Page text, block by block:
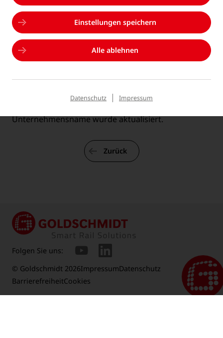
Bahnindustrie auch in Zukunft mit Lösungen für die
Schienenverbindung, Equipment für die
Schieneninfrastruktur sowie Serviceleistungen – nun
unter einem Namen, der unsere weltweite Präsenz
noch deutlicher zum Ausdruck bringt.
Alle bestehenden Verträge, Bankverbindungen und
Adressen bleiben unverändert – lediglich der
Unternehmensname wurde aktualisiert.
Zurück
© Goldschmidt 2026ImpressumDatenschutz
BarrierefreiheitCookies
Folgen Sie uns:
Einstellungen speichern
Alle ablehnen
Datenschutz Impressum